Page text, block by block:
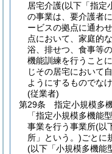
居宅介護(以下「指定
の事業は、要介護者
ービスの拠点に通わ
点において、家庭的
浴、排せつ、食事等
機能訓練を行うこと
じその居宅において
ようにするものでな
(従業者)
第29条
指定小規模多
「指定小規模多機能
事業を行う事業所(以
所」という。)ごとに
(以下「小規模多機能